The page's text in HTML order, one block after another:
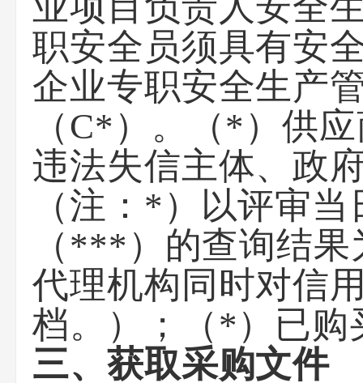
职安全员须具有安
企业专职安全生产
（C*）。（*）供
违法失信主体、政
（注：*）以评审
（***）的查询结
代理机构同时对信
档。）；（*）已购
三、获取采购文件